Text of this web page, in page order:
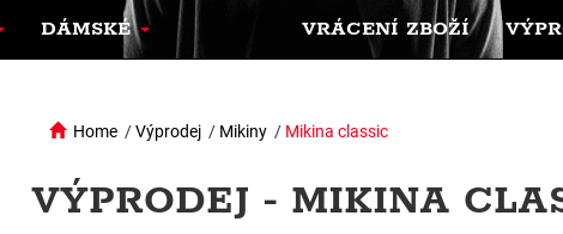
DÁMSKÉ VRÁCENÍ ZBOŽÍ
Home /Výprodej / Mikiny / Mikina classic
VÝPRODEJ - MIKINA